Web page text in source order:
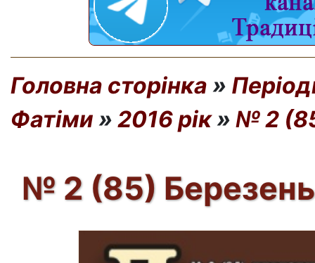
Головна сторінка »
Фатіми » 2016 рік» № 2
№ 2 (85)